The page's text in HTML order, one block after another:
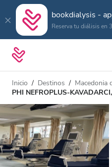
bookdialysis -
Reserva tu diálisis en
Inicio Destinos Macedonia
PHI NEFROPLUS-